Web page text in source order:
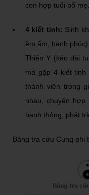
con hợp tuổi bố mẹ.
4 kiết tinh: Sinh
êm ấm, hạnh
Thiên Y (kéo dài
mà gặp 4 kiết
thành viên trong
nhau, chuyện
hanh thông, phát
Bảng tra cứu Cung phi